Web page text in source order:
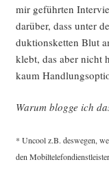
mir geführ­ten
dar­über, dass unter
duk­ti­ons­ket­ten Blut
klebt, das aber nicht
kaum
War­um blog­ge ich
* Uncool z.B. des­we­gen,
den